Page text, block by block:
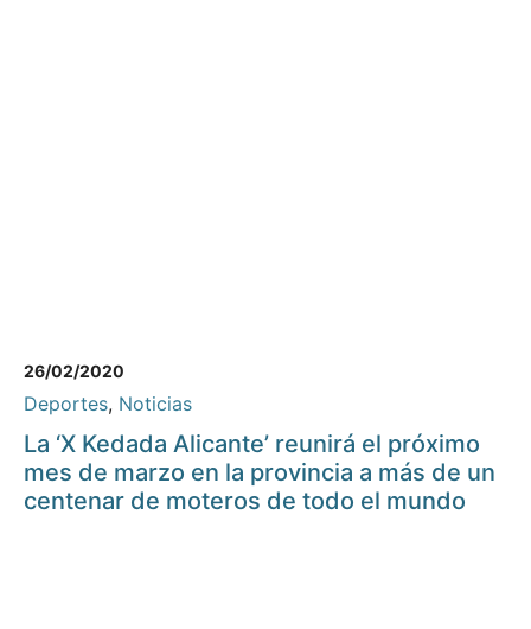
26/02/2020
Deportes, Noticias
La ‘X Kedada Alicante’ reunirá el próximo
mes de marzo en la provincia a más de un
centenar de moteros de todo el mundo